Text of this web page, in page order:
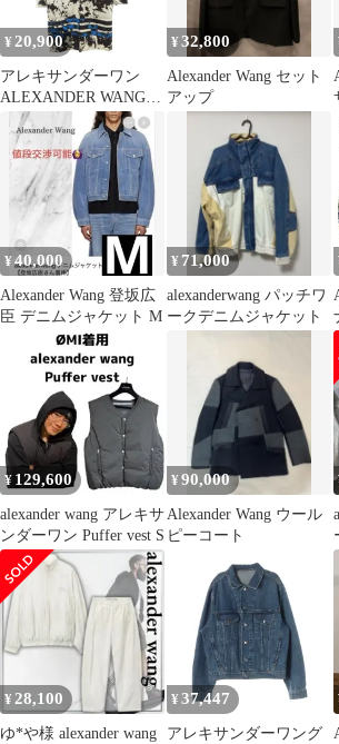
¥ 20,900
アレキサンダーワン
ALEXANDER WANG
美品 101382R15 20SS
ステンカラーコート ナ
イロンコート アブスト
ラクト柄 0 青 ブルー
黒 ブラック /MG
■GY18
¥32,800
Alexander Wang セット
アップ
¥40,000
Alexander Wang 登坂広
臣 デニムジャケット M
¥ 71,000
alexanderwang パッチワ
ークデニムジャケット
¥ 129,600
alexander wang アレキサ
ンダーワン Puffer vest S
¥90,000
Alexander Wang ウール
ピーコート
¥ 28,100
ゆ*や様 alexander wang
¥ 37,447
アレキサンダーワング